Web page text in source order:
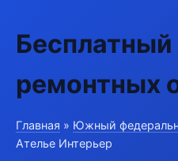
Бесплатный
ремонтных
Главная » Южный
Ателье Интерьер